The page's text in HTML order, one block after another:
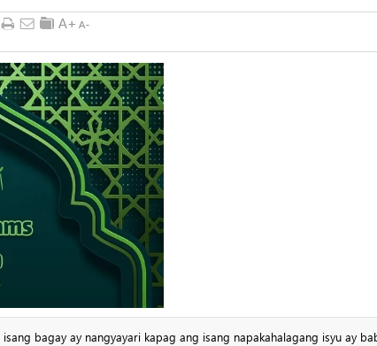
bagay ay nangyayari kapag ang isang napakahalagang isyu ay